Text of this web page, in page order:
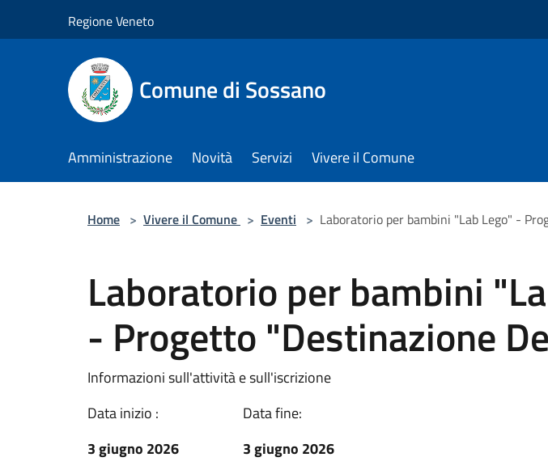
Regione Veneto
Comune di Sossano
Amministrazione Novità Servizi Vivere il Comune
Home > Vivere il Comune > Eventi > Laboratorio per bambini "Lab Lego" -
Laboratorio per bambini
- Progetto "Destinazione
Informazioni sull'attività e sull'iscrizione
Data inizio :
3 giugno 2026
Data fine:
3 giugno 2026